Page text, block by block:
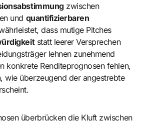
zwischen
und quantifizierbaren
dass mutige Pitches
statt leerer Versprechen
lehnen zunehmend
konkrete Renditeprognosen fehlen,
wie überzeugend der angestrebte
überbrücken die Kluft zwischen